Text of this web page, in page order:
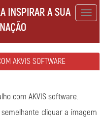
INSPIRAR A SUA
AKVIS SOFTWARE
com AKVIS software.
cliquar a imagem